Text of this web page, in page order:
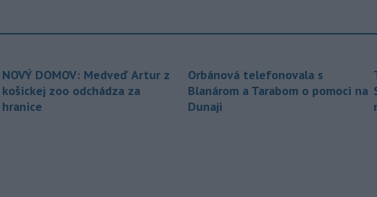
NOVÝ DOMOV: Medveď Artur z
košickej zoo odchádza za
hranice
Orbánová telefonovala s
Blanárom a Tarabom o pomoci na
Dunaji